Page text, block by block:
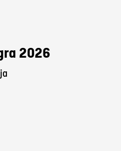
2026